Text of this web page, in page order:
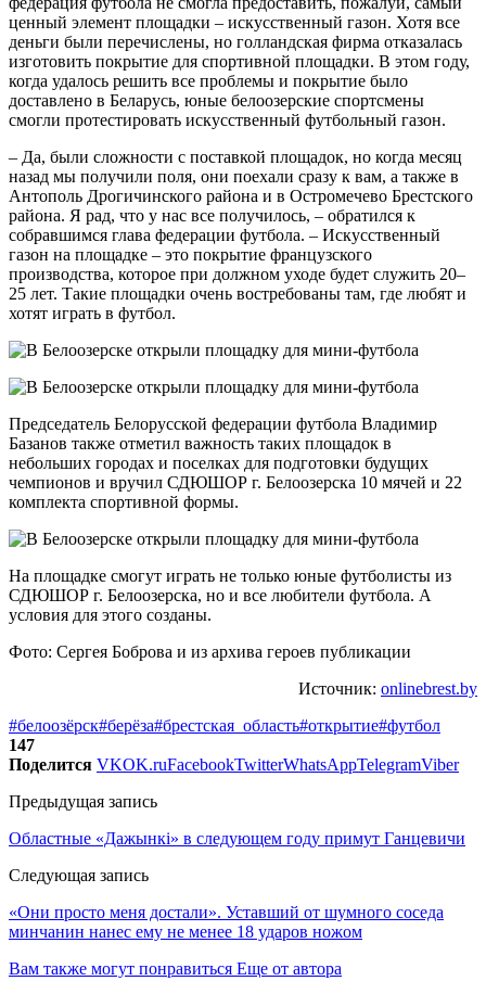
ценный элемент площадки – искусственный газон. Хотя все
деньги были перечислены, но голландская фирма отказалась
изготовить покрытие для спортивной площадки. В этом году,
когда удалось решить все проблемы и покрытие было
доставлено в Беларусь, юные белоозерские спортсмены
смогли протестировать искусственный футбольный газон.
– Да, были сложности с поставкой площадок, но когда месяц
назад мы получили поля, они поехали сразу к вам, а также в
Антополь Дрогичинского района и в Остромечево Брестского
района. Я рад, что у нас все получилось, – обратился к
собравшимся глава федерации футбола. – Искусственный
газон на площадке – это покрытие французского
производства, которое при должном уходе будет служить 20–
25 лет. Такие площадки очень востребованы там, где любят и
хотят играть в футбол.
Председатель Белорусской федерации футбола Владимир
Базанов также отметил важность таких площадок в
небольших городах и поселках для подготовки будущих
чемпионов и вручил СДЮШОР г. Белоозерска 10 мячей и 22
комплекта спортивной формы.
На площадке смогут играть не только юные футболисты из
СДЮШОР г. Белоозерска, но и все любители футбола. А
условия для этого созданы.
Фото: Сергея Боброва и из архива героев публикации
Источник: onlinebrest.by
#белоозёрск#берёза#брестская_область#открытие#футбол
147
Поделится VKOK.ruFacebookTwitterWhatsAppTelegramViber
Предыдущая запись
Областные «Дажынкі» в следующем году примут Ганцевичи
Следующая запись
«Они просто меня достали». Уставший от шумного соседа
минчанин нанес ему не менее 18 ударов ножом
Вам также могут понравиться Еще от автора